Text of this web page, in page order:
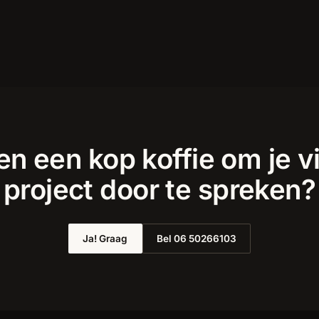
een kop koffie om je
project door te spreken?
Ja! Graag Bel 06 50266103